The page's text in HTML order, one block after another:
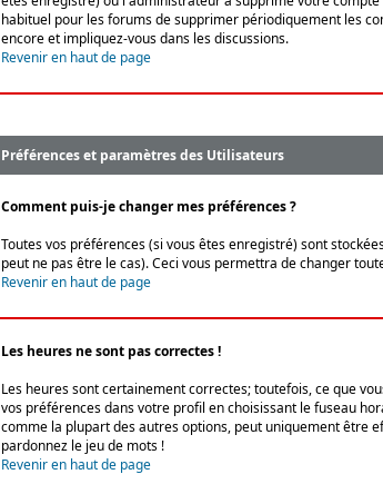
habituel pour les forums de supprimer périodiquement les
encore et impliquez-vous dans les discussions.
Revenir en haut de page
Préférences et paramètres des Utilisateurs
Comment puis-je changer mes préférences ?
Toutes vos préférences (si vous êtes enregistré) sont
peut ne pas être le cas). Ceci vous permettra de changer
Revenir en haut de page
Les heures ne sont pas correctes !
Les heures sont certainement correctes; toutefois, ce que
vos préférences dans votre profil en choisissant le fuseau
comme la plupart des autres options, peut uniquement être
pardonnez le jeu de mots !
Revenir en haut de page